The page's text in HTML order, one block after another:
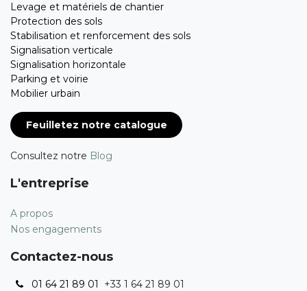
Levage et matériels de chantier
Protection des sols
Stabilisation et renforcement des sols
Signalisation verticale
Signalisation horizontale
Parking et voirie
Mobilier urbain
Feuilletez notre catalogue
Consultez notre Blog
L'entreprise
A propos
Nos engagements
Contactez-nous
01 64 21 89 01 +33 1 64 21 89 01